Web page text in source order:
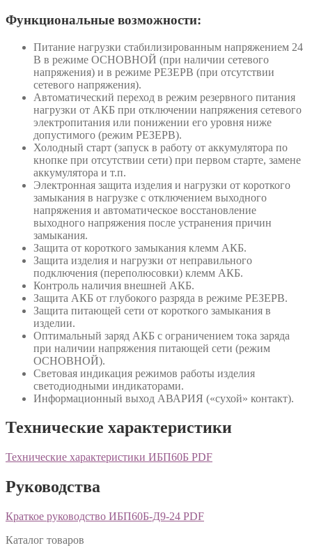
Функциональные возможности:
Питание нагрузки стабилизированным напряжением 24
В в режиме ОСНОВНОЙ (при наличии сетевого
напряжения) и в режиме РЕЗЕРВ (при отсутствии
сетевого напряжения).
Автоматический переход в режим резервного питания
нагрузки от АКБ при отключении напряжения сетевого
электропитания или понижении его уровня ниже
допустимого (режим РЕЗЕРВ).
Холодный старт (запуск в работу от аккумулятора по
кнопке при отсутствии сети) при первом старте, замене
аккумулятора и т.п.
Электронная защита изделия и нагрузки от короткого
замыкания в нагрузке с отключением выходного
напряжения и автоматическое восстановление
выходного напряжения после устранения причин
замыкания.
Защита от короткого замыкания клемм АКБ.
Защита изделия и нагрузки от неправильного
подключения (переполюсовки) клемм АКБ.
Контроль наличия внешней АКБ.
Защита АКБ от глубокого разряда в режиме РЕЗЕРВ.
Защита питающей сети от короткого замыкания в
изделии.
Оптимальный заряд АКБ с ограничением тока заряда
при наличии напряжения питающей сети (режим
ОСНОВНОЙ).
Световая индикация режимов работы изделия
светодиодными индикаторами.
Информационный выход АВАРИЯ («сухой» контакт).
Технические характеристики
Технические характеристики ИБП60Б PDF
Руководства
Краткое руководство ИБП60Б-Д9-24 PDF
Каталог товаров